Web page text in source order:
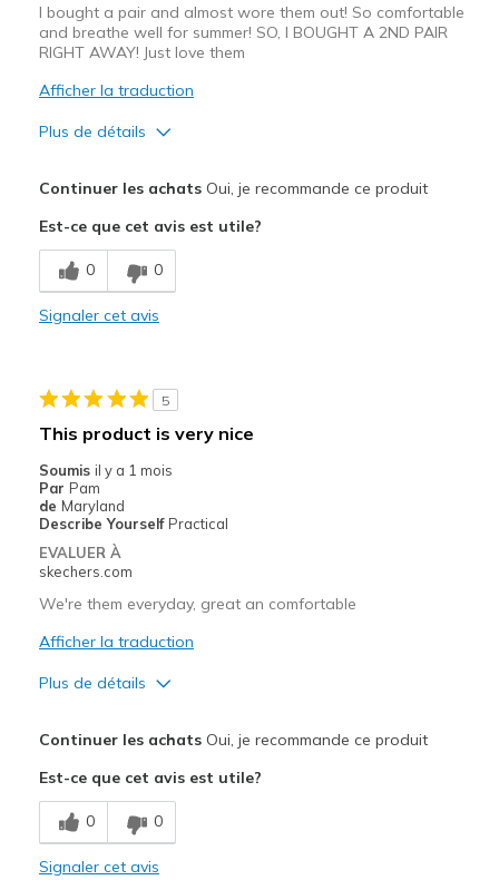
I bought a pair and almost wore them out! So comfortable
and breathe well for summer! SO, I BOUGHT A 2ND PAIR
RIGHT AWAY! Just love them
Afficher la traduction
Plus de détails
Breathe Well
Comfortable
Les meilleures utilisations
Travel
Width
Sizing
View On Shoes
Shoes are for Wearing
Continuer les achatsOui, je recommande ce produit
Est-ce que cet avis est utile?
0 0
Signaler cet avis
5
This product is very nice
Soumis il y a 1 mois
Par Pam
de Maryland
Describe Yourself Practical
EVALUER À
skechers.com
We're them everyday, great an comfortable
Afficher la traduction
Plus de détails
Les meilleures utilisations
Casual Wear
Continuer les achatsOui, je recommande ce produit
Est-ce que cet avis est utile?
0 0
Signaler cet avis